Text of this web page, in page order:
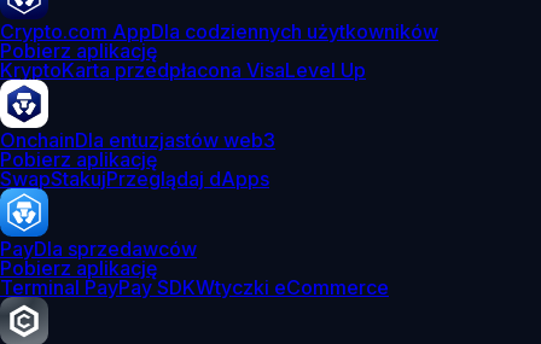
Crypto.com AppDla codziennych użytkowników
Pobierz aplikację
KryptoKarta przedpłacona VisaLevel Up
OnchainDla entuzjastów web3
Pobierz aplikację
SwapStakujPrzeglądaj dApps
PayDla sprzedawców
Pobierz aplikację
Terminal PayPay SDKWtyczki eCommerce